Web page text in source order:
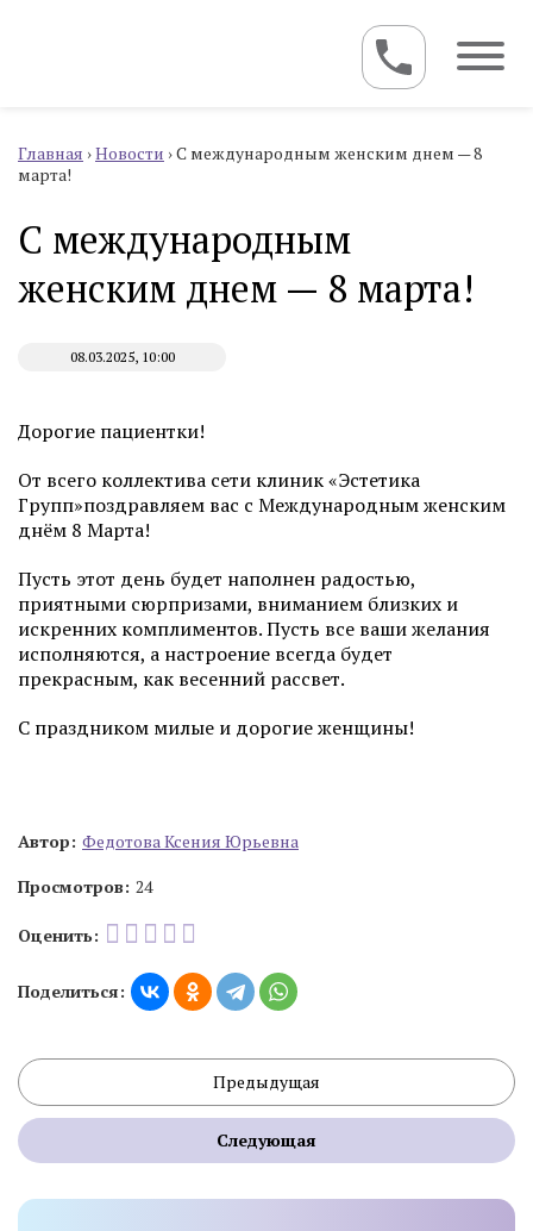
Главная ›Новости ›С международным женским днем — 8
марта!
С международным
женским днем — 8 марта!
08.03.2025, 10:00
Дорогие пациентки!
От всего коллектива сети клиник «Эстетика
Групп»поздравляем вас с Международным женским
днём 8 Марта!
Пусть этот день будет наполнен радостью,
приятными сюрпризами, вниманием близких и
искренних комплиментов. Пусть все ваши желания
исполняются, а настроение всегда будет
прекрасным, как весенний рассвет.
С праздником милые и дорогие женщины!
Автор: Федотова Ксения Юрьевна
Просмотров: 24
Оценить:
Поделиться:
Предыдущая
Следующая